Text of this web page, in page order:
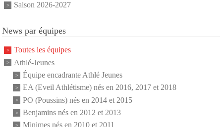
Saison 2026-2027
News par équipes
Toutes les équipes
Athlé-Jeunes
Équipe encadrante Athlé Jeunes
EA (Eveil Athlétisme) nés en 2016, 2017 et 2018
PO (Poussins) nés en 2014 et 2015
Benjamins nés en 2012 et 2013
Minimes nés en 2010 et 2011